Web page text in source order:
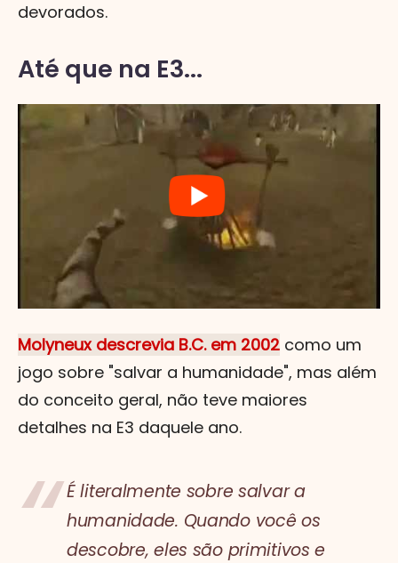
devorados.
Até que na E3...
Molyneux descrevia B.C. em 2002 como um
jogo sobre "salvar a humanidade", mas além
do conceito geral, não teve maiores
detalhes na E3 daquele ano.
É literalmente sobre salvar a
humanidade. Quando você os
descobre, eles são primitivos e